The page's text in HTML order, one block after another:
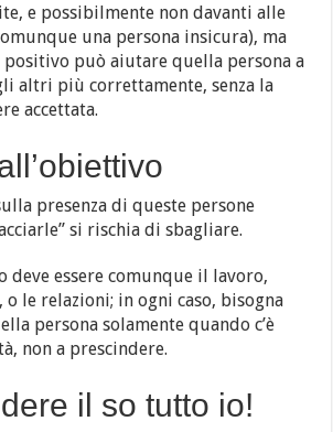
e possibilmente non davanti alle
una persona insicura), ma
può aiutare quella persona a
altri più correttamente, senza la
accettata.
presenza di queste persone
si rischia di sbagliare.
essere comunque il lavoro,
le relazioni; in ogni caso, bisogna
persona solamente quando c’è
non a prescindere.
il so tutto io!